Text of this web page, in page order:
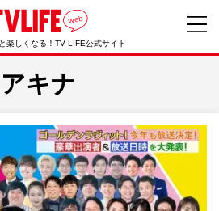
楽しくなる！TV LIFE公式サイト
アキナ